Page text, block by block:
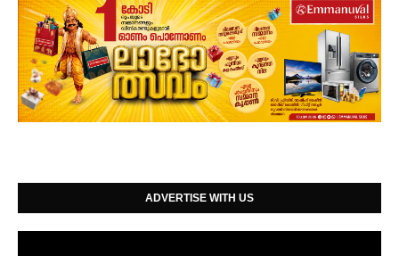
ADVERTISE WITH US